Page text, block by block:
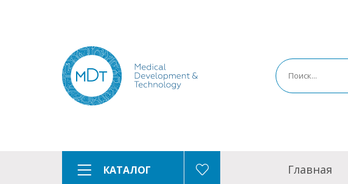
КАТАЛОГ Главная